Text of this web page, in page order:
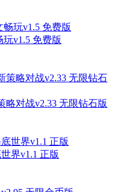
v1.5 免费版
略对战v2.33 无限钻石版
界v1.1 正版